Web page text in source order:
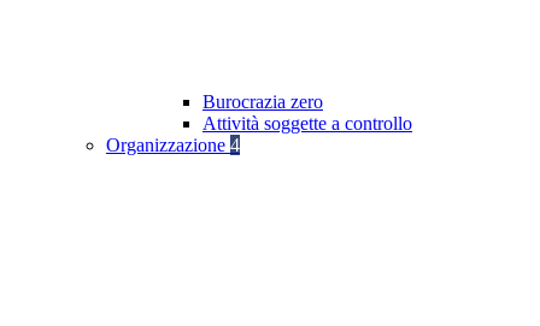
Burocrazia zero
Attività soggette a controllo
Organizzazione 4